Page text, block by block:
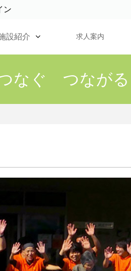
ン
設紹介 求人案内
なぐ つなが